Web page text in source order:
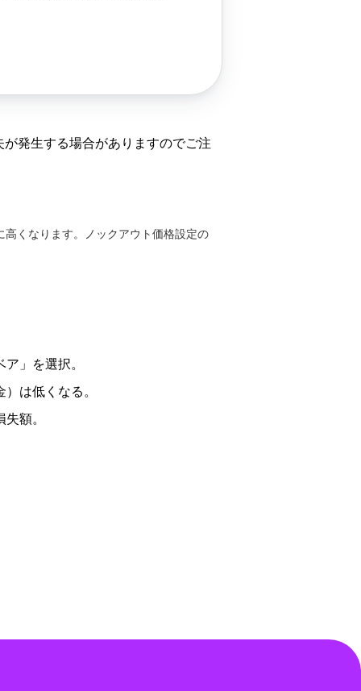
発生する場合がありますのでご注
くなります。ノックアウト価格設定の
」を選択。
は低くなる。
額。